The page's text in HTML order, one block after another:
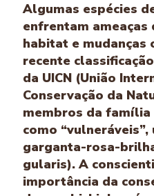
Algumas espécies
enfrentam ameaças
habitat e mudanças
recente
da UICN (União
Conservação da
membros da
como
garganta-rosa-
gularis). A
importância da